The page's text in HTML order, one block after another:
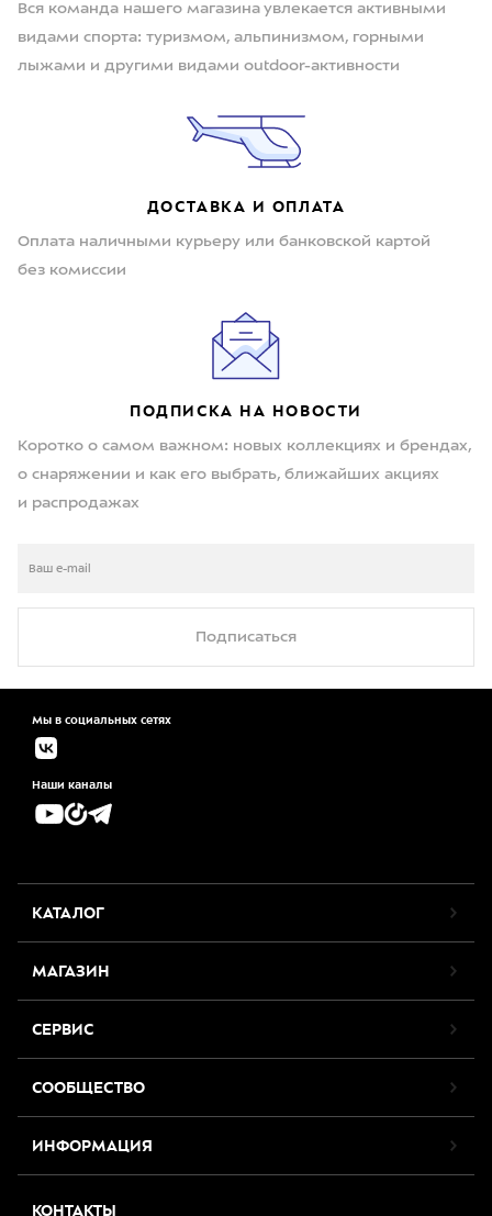
Вся команда нашего магазина увлекается активными
видами спорта: туризмом, альпинизмом, горными
лыжами и другими видами outdoor-активности
ДОСТАВКА И ОПЛАТА
Оплата наличными курьеру или банковской картой
без комиссии
ПОДПИСКА НА НОВОСТИ
Коротко о самом важном: новых коллекциях и брендах,
о снаряжении и как его выбрать, ближайших акциях
и распродажах
Подписаться
Мы в социальных сетях
Наши каналы
КАТАЛОГ
МАГАЗИН
СЕРВИС
СООБЩЕСТВО
ИНФОРМАЦИЯ
КОНТАКТЫ